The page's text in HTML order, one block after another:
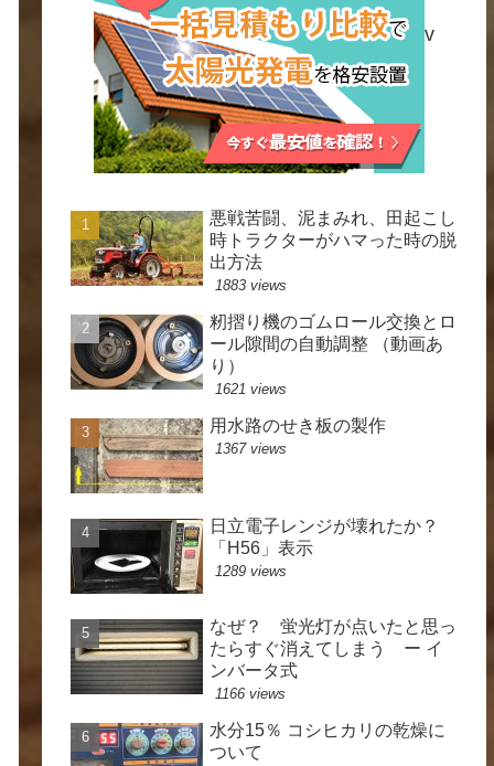
v
悪戦苦闘、泥まみれ、田起こし
時トラクターがハマった時の脱
出方法
1883 views
籾摺り機のゴムロール交換とロ
ール隙間の自動調整 （動画あ
り）
1621 views
用水路のせき板の製作
1367 views
日立電子レンジが壊れたか？
「H56」表示
1289 views
なぜ？ 蛍光灯が点いたと思っ
たらすぐ消えてしまう ー イ
ンバータ式
1166 views
水分15％ コシヒカリの乾燥に
ついて